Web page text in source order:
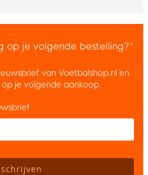
op je volgende bestelling?*
van Voetbalshop.nl en
je volgende aankoop.
the privacy policy to subscribe to